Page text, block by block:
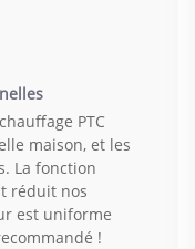
PTC
maison, et les
La fonction
réduit nos
est uniforme
!